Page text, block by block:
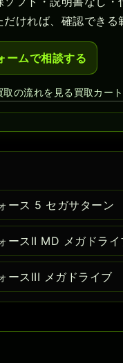
ければ、確認できる
ームで相談する
取の流れを見る買取カー
ース 5 セガサターン
ースII MD メガドライ
ースIII メガドライブ